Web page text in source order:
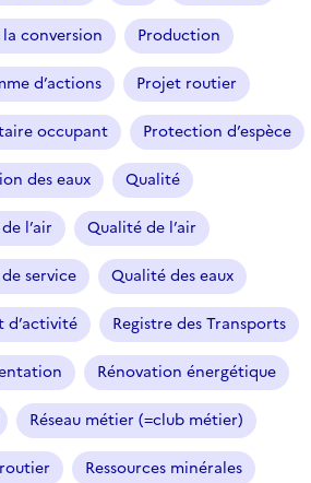
la conversion Production
d’actions Projet routier
occupant Protection d’espèce
des eaux Qualité
l’air Qualité de l’air
service Qualité des eaux
d’activité Registre des Transports
Rénovation énergétique
Réseau métier (=club métier)
Ressources minérales